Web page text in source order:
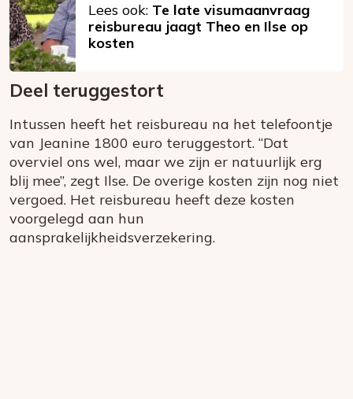
Lees ook: Te late visumaanvraag
reisbureau jaagt Theo en Ilse op
kosten
Deel teruggestort
Intussen heeft het reisbureau na het telefoontje
van Jeanine 1800 euro teruggestort. “Dat
overviel ons wel, maar we zijn er natuurlijk erg
blij mee”, zegt Ilse. De overige kosten zijn nog niet
vergoed. Het reisbureau heeft deze kosten
voorgelegd aan hun
aansprakelijkheidsverzekering.